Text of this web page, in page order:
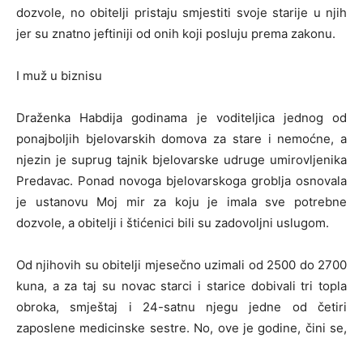
dozvole, no obitelji pristaju smjestiti svoje starije u njih
jer su znatno jeftiniji od onih koji posluju prema zakonu.
I muž u biznisu
Draženka Habdija godinama je voditeljica jednog od
ponajboljih bjelovarskih domova za stare i nemoćne, a
njezin je suprug tajnik bjelovarske udruge umirovljenika
Predavac. Ponad novoga bjelovarskoga groblja osnovala
je ustanovu Moj mir za koju je imala sve potrebne
dozvole, a obitelji i štićenici bili su zadovoljni uslugom.
Od njihovih su obitelji mjesečno uzimali od 2500 do 2700
kuna, a za taj su novac starci i starice dobivali tri topla
obroka, smještaj i 24-satnu njegu jedne od četiri
zaposlene medicinske sestre. No, ove je godine, čini se,